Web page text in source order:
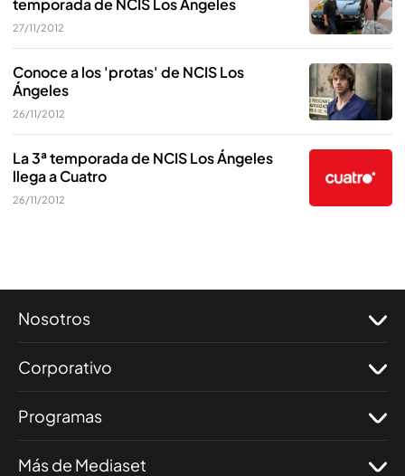
temporada de NCIS Los Ángeles
27/11/2012
Conoce a los 'protas' de NCIS Los
Ángeles
26/11/2012
La 3ª temporada de NCIS Los Ángeles
llega a Cuatro
26/11/2012
Nosotros
Corporativo
Programas
Más de Mediaset